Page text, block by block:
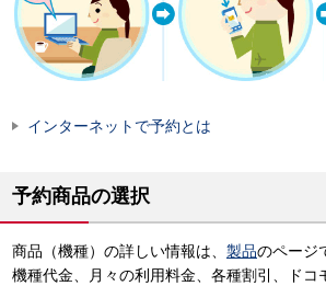
インターネットで予約とは
予約商品の選択
商品（機種）の詳しい情報は、 製品のページ
機種代金、月々の利用料金、各種割引、ドコ